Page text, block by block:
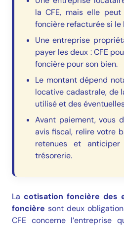
la CFE, mais elle
foncière refacturée si le
Une entreprise
payer les deux : CFE
foncière pour son bien.
Le montant dépend
locative cadastrale, de
utilisé et des
Avant paiement, vous
avis fiscal, relire votre
retenues et
trésorerie.
La cotisation foncière des
foncière sont deux
CFE concerne l’entreprise